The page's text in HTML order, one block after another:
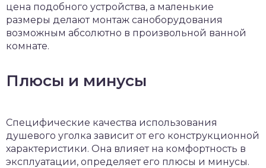
цена подобного устройства, а маленькие
размеры делают монтаж саноборудования
возможным абсолютно в произвольной ванной
комнате.
Плюсы и минусы
Специфические качества использования
душевого уголка зависит от его конструкционной
характеристики. Она влияет на комфортность в
эксплуатации, определяет его плюсы и минусы.